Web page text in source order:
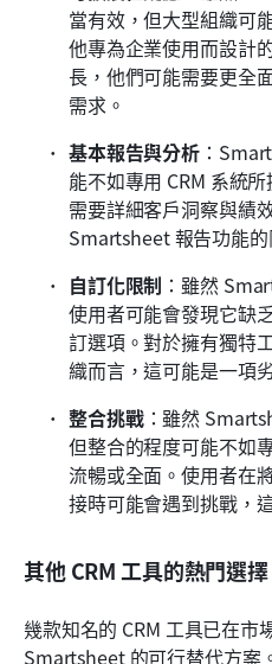
當有效，但大型組織可
他專為企業使用而設計
長，他們可能需要更全
需求。
基本報告與分析 ：
能不如專用 CRM 系統
需要詳細客戶洞察與績
Smartsheet 報告功能的
自訂化限制 ：雖然
使用者可能會發現它缺
訂選項。對於擁有獨特
織而言，這可能是一項
整合挑戰：雖然
但整合的程度可能不如
流暢或全面。使用者在
接時可能會遇到挑戰，
其他 CRM 工具的熱門選擇
幾款知名的 CRM 工具已在
Smartsheet 的可行替代方案